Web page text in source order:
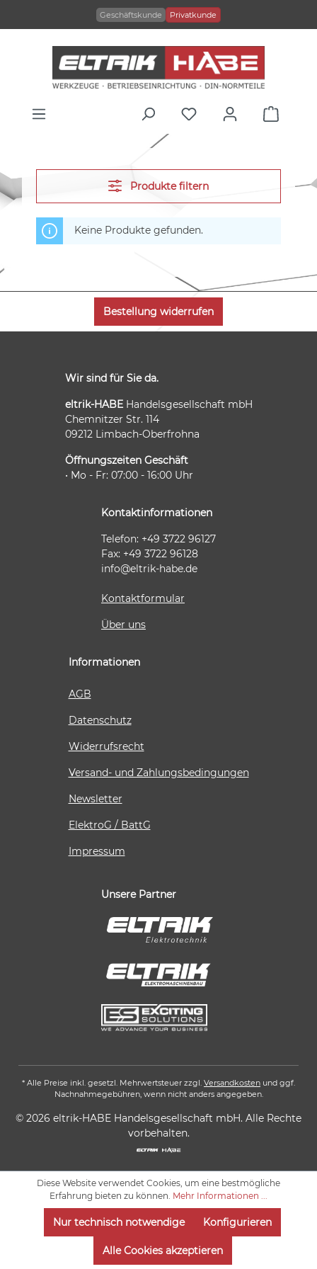
Geschäftskunde Privatkunde
Produkte filtern
Keine Produkte gefunden.
Bestellung widerrufen
Wir sind für Sie da.
eltrik-HABEHandelsgesellschaft mbH
Chemnitzer Str. 114
09212 Limbach-Oberfrohna
Öffnungszeiten Geschäft
• Mo - Fr: 07:00 - 16:00 Uhr
Kontaktinformationen
Telefon: +49 3722 96127
Fax: +49 3722 96128
info@eltrik-habe.de
Kontaktformular
Über uns
Informationen
AGB
Datenschutz
Widerrufsrecht
Versand- und Zahlungsbedingungen
Newsletter
ElektroG / BattG
Impressum
Unsere Partner
* Alle Preise inkl. gesetzl. Mehrwertsteuer zzgl. Versandkosten und ggf.
Nachnahmegebühren, wenn nicht anders angegeben.
© 2026 eltrik-HABE Handelsgesellschaft mbH. Alle Rechte
vorbehalten.
Diese Website verwendet Cookies, um eine bestmögliche
Erfahrung bieten zu können. Mehr Informationen ...
Nur technisch notwendige Konfigurieren
Alle Cookies akzeptieren